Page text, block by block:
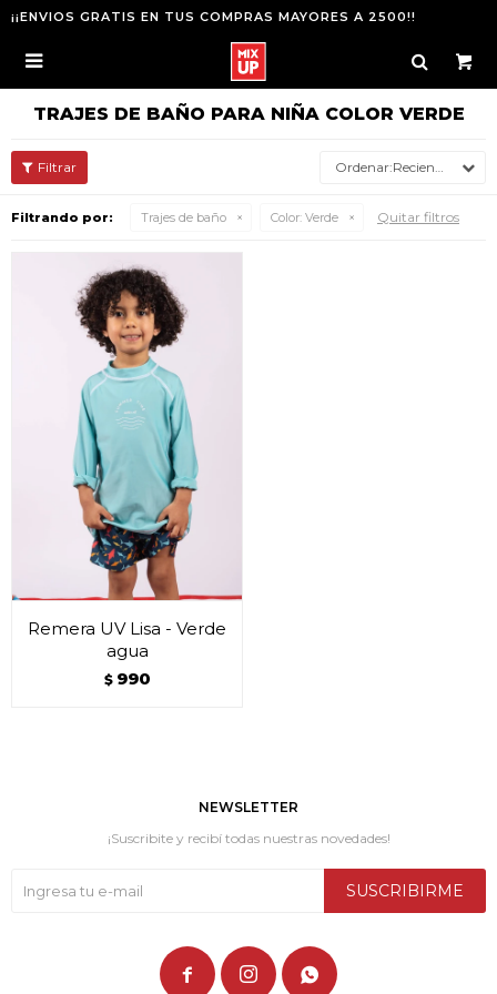
¡¡ENVIOS GRATIS EN TUS COMPRAS MAYORES A 2500!!

TRAJES DE BAÑO PARA NIÑA COLOR VERDE
Recientes
Filtrando por: Trajes de baño Color: Verde Quitar filtros
Remera UV Lisa - Verde
agua
$ 990
NEWSLETTER
¡Suscribite y recibí todas nuestras novedades!
SUSCRIBIRME
  